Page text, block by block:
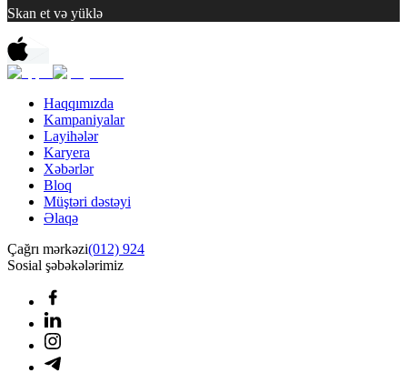
Skan et və yüklə
Haqqımızda
Kampaniyalar
Layihələr
Karyera
Xəbərlər
Bloq
Müştəri dəstəyi
Əlaqə
Çağrı mərkəzi(012) 924
Sosial şəbəkələrimiz